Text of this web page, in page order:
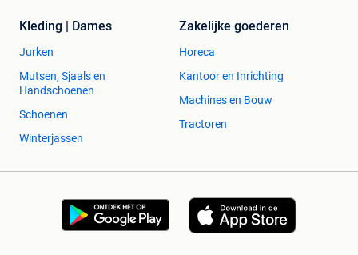
Kleding | Dames
Jurken
Mutsen, Sjaals en
Handschoenen
Schoenen
Winterjassen
Zakelijke goederen
Horeca
Kantoor en Inrichting
Machines en Bouw
Tractoren